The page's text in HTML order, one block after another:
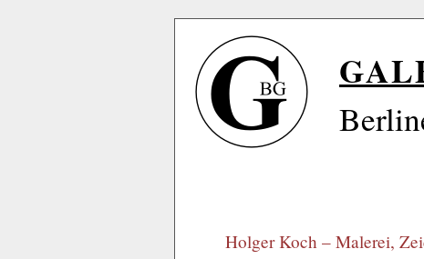
Holger Koch – Malerei,